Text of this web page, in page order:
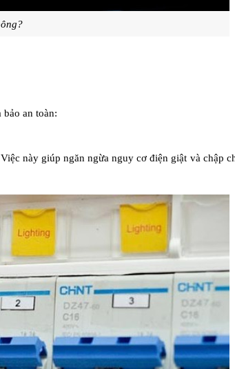
an toàn:
này giúp ngăn ngừa nguy cơ điện giật và chập